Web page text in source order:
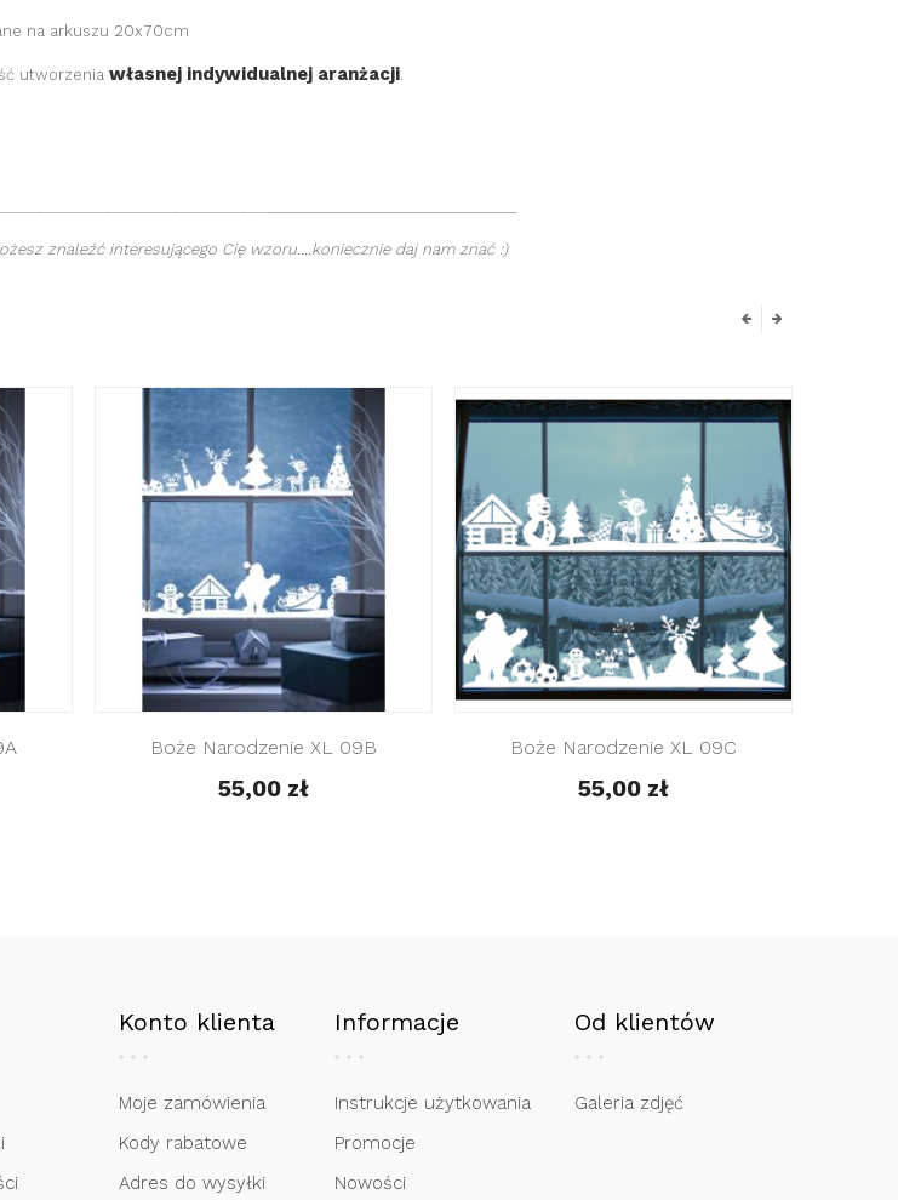
na arkuszu 20x70cm
utworzenia własnej indywidualnej aranżacji.
znaleźć interesującego Cię wzoru....koniecznie daj nam znać :)
XL 10 Boże Narodzenie XL 11 Boże Narodzenie XL 12
Konto klienta
Moje zamówienia
Kody rabatowe
Adres do wysyłki
Informacje
Instrukcje użytkowania
Promocje
Nowości
Od klientów
Galeria zdjęć